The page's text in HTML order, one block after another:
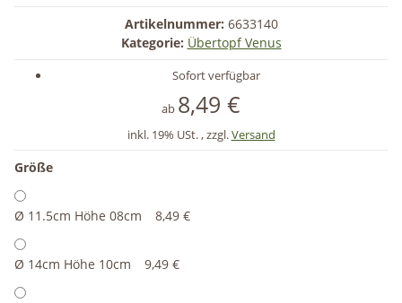
Artikelnummer: 6633140
Kategorie: Übertopf Venus
Sofort verfügbar
ab 8,49 €
inkl. 19% USt. , zzgl.Versand
Größe
Ø 11.5cm Höhe 08cm 8,49 €
Ø 14cm Höhe 10cm 9,49 €